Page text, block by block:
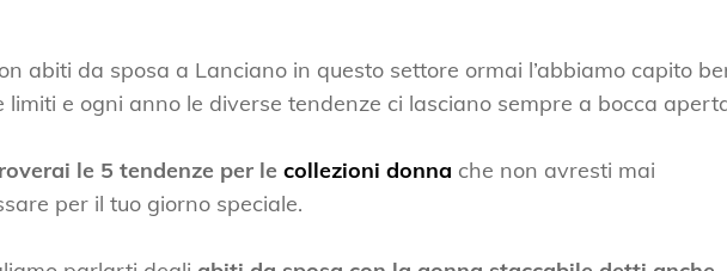
abiti da sposa a Lanciano in questo settore ormai l’abbiamo capito
limiti e ogni anno le diverse tendenze ci lasciano sempre a bocca
le 5 tendenze per le collezioni donna che non avresti mai
per il tuo giorno speciale.